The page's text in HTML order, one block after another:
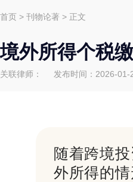
首页 > 刊物论著 > 正文
境外所得个税
关联律师： 发布时间：2026-01-
随着跨境
外所得的